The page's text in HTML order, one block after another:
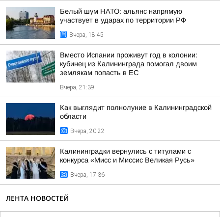
Белый шум НАТО: альянс напрямую
участвует в ударах по территории РФ
Вчера, 18:45
Вместо Испании проживут год в колонии:
кубинец из Калининграда помогал двоим
землякам попасть в ЕС
Вчера, 21:39
Как выглядит полнолуние в Калининградской
области
Вчера, 20:22
Калининградки вернулись с титулами с
конкурса «Мисс и Миссис Великая Русь»
Вчера, 17:36
ЛЕНТА НОВОСТЕЙ